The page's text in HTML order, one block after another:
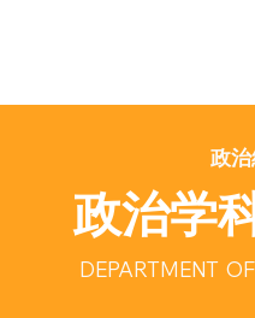
政
政治学
DEPARTMENT